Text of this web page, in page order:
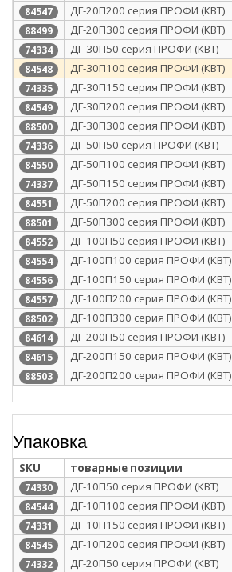
84547 ДГ-20П200 серия ПРОФИ (КВТ)
88499 ДГ-20П300 серия ПРОФИ (КВТ)
74334 ДГ-30П50 серия ПРОФИ (КВТ)
84548 ДГ-30П100 серия ПРОФИ (КВТ)
74335 ДГ-30П150 серия ПРОФИ (КВТ)
84549 ДГ-30П200 серия ПРОФИ (КВТ)
88500 ДГ-30П300 серия ПРОФИ (КВТ)
74336 ДГ-50П50 серия ПРОФИ (КВТ)
84550 ДГ-50П100 серия ПРОФИ (КВТ)
74337 ДГ-50П150 серия ПРОФИ (КВТ)
84551 ДГ-50П200 серия ПРОФИ (КВТ)
88501 ДГ-50П300 серия ПРОФИ (КВТ)
84552 ДГ-100П50 серия ПРОФИ (КВТ)
84554 ДГ-100П100 серия ПРОФИ (КВТ)
84556 ДГ-100П150 серия ПРОФИ (КВТ)
84557 ДГ-100П200 серия ПРОФИ (КВТ)
88502 ДГ-100П300 серия ПРОФИ (КВТ)
84614 ДГ-200П50 серия ПРОФИ (КВТ)
84615 ДГ-200П150 серия ПРОФИ (КВТ)
88503 ДГ-200П200 серия ПРОФИ (КВТ)
Упаковка
SKU товарные позиции
74330 ДГ-10П50 серия ПРОФИ (КВТ)
84544 ДГ-10П100 серия ПРОФИ (КВТ)
74331 ДГ-10П150 серия ПРОФИ (КВТ)
84545 ДГ-10П200 серия ПРОФИ (КВТ)
74332 ДГ-20П50 серия ПРОФИ (КВТ)